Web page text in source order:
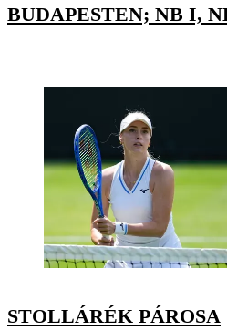
BUDAPESTEN; NB I,
STOLLÁRÉK PÁROSA